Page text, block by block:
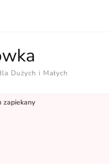
Dużych i Małych
zapiekany